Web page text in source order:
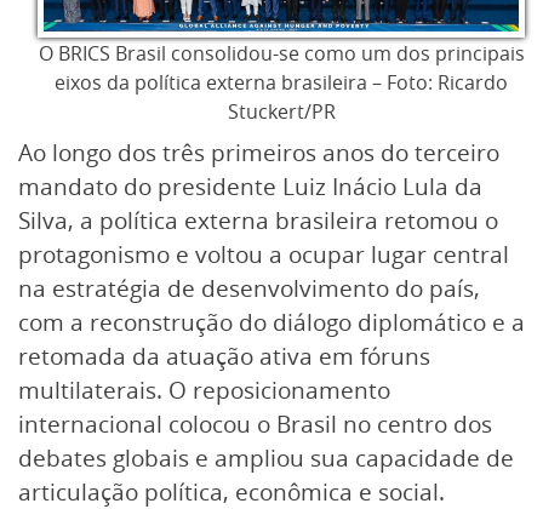
O BRICS Brasil consolidou-se como um dos principais
eixos da política externa brasileira – Foto: Ricardo
Stuckert/PR
Ao longo dos três primeiros anos do terceiro
mandato do presidente Luiz Inácio Lula da
Silva, a política externa brasileira retomou o
protagonismo e voltou a ocupar lugar central
na estratégia de desenvolvimento do país,
com a reconstrução do diálogo diplomático e a
retomada da atuação ativa em fóruns
multilaterais. O reposicionamento
internacional colocou o Brasil no centro dos
debates globais e ampliou sua capacidade de
articulação política, econômica e social.